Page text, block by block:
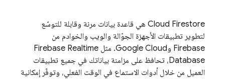
Cloud Firestore هي قاعدة بيانات مرنة وقابلة للتوسّع
لتطوير تطبيقات الأجهزة الجوّالة والويب والخوادم من
Firebase و
Google Cloud. مثل Firebase Realtime
Database، تحافظ على مزامنة بياناتك في جميع تطبيقات
العميل من خلال أدوات الاستماع في الوقت الفعلي، وتوفّر إمكانية